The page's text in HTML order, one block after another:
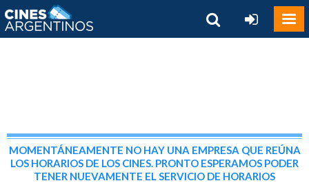
MOMENTÁNEAMENTE NO HAY UNA EMPRESA QUE REÚNA
LOS HORARIOS DE LOS CINES. PRONTO ESPERAMOS PODER
TENER NUEVAMENTE EL SERVICIO DE HORARIOS